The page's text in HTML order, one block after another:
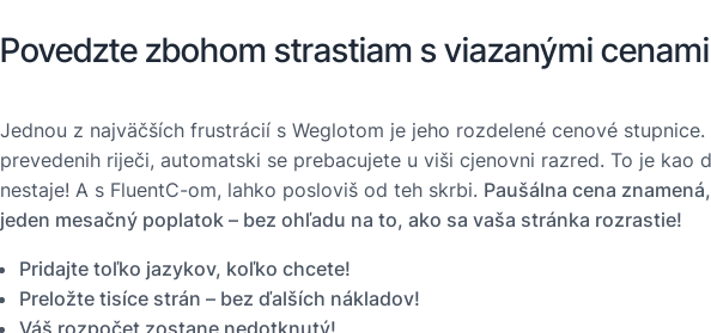
Povedzte zbohom strastiam s viazanými
Jednou z najväčších frustrácií s Weglotom je jeho rozdelené cenové
prevedenih riječi, automatski se prebacujete u viši cjenovni razred. To je kao
nestaje! A s FluentC-om, lahko posloviš od teh skrbi. Paušálna cena
jeden mesačný poplatok – bez ohľadu na to, ako sa vaša stránka rozrastie!
Pridajte toľko jazykov, koľko chcete!
Preložte tisíce strán – bez ďalších nákladov!